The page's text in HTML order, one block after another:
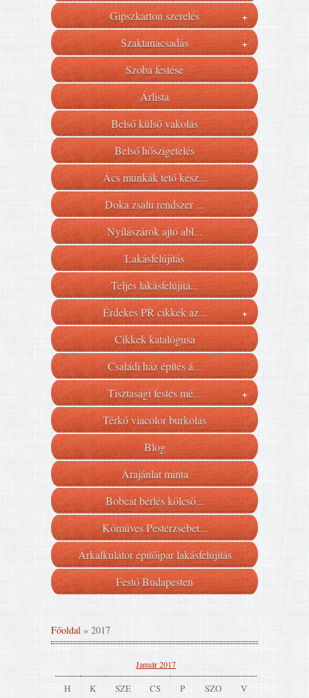
Gipszkarton szerelés
+
Szaktanácsadás +
Szoba festése
Árlista
Belső külső vakolás
Belső hőszigetelés
Ács munkák tető kész...
Doka zsalu rendszer ...
Nyílászárok ajtó abl...
Lakásfelújítás
Teljes lakásfelújítá...
Érdekes PR cikkek az...
+
Cikkek katalógusa
Családi ház építés á...
Tisztasági festés mé...
+
Térkő viacolor burkolás
Blog
Árajánlat minta
Bobcat bérlés kölcsö...
Kőműves Pesterzsébet...
Árkalkulátor építőipar lakásfelújítás
Festő Budapesten
Főoldal » 2017
Január 2017
H K SZE CS P SZO V